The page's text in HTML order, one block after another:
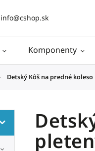
info@cshop.sk
Komponenty
Detský Kôš na predné